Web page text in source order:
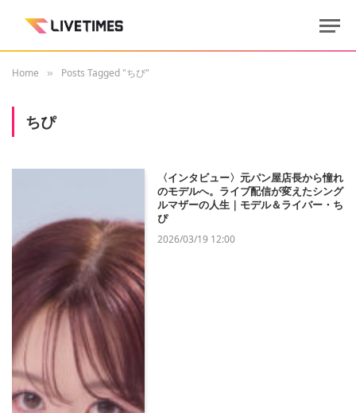
Home » Posts Tagged "ちぴ"
ちぴ
〈インタビュー〉元パン屋店長から憧れ
のモデルへ。ライブ配信が変えたシング
ルマザーの人生｜モデル＆ライバー・ち
ぴ
2026/03/19 12:00